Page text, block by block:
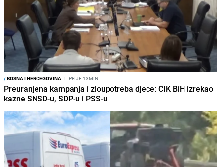
/BOSNA I HERCEGOVINA I PRIJE 13MIN
Preuranjena kampanja i zloupotreba djece: CIK BiH izrekao
kazne SNSD-u, SDP-u i PSS-u